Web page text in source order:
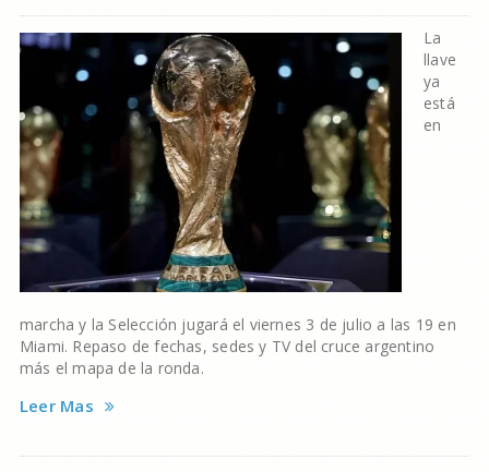
La
llave
ya
está
en
marcha y la Selección jugará el viernes 3 de julio a las 19 en
Miami. Repaso de fechas, sedes y TV del cruce argentino
más el mapa de la ronda.
Leer Mas